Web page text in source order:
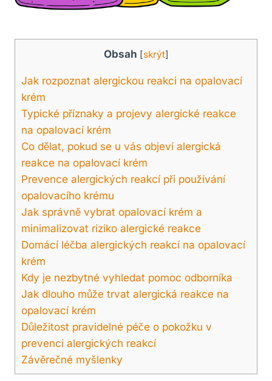
Obsah [skrýt]
Jak rozpoznat alergickou reakci ‍na opalovací ​
krém
Typické příznaky a projevy alergické reakce
na opalovací krém
Co dělat, pokud se u vás ⁣objeví​ alergická
⁢reakce na⁤ opalovací krém
Prevence alergických reakcí při používání
opalovacího krému
Jak správně vybrat opalovací‌ krém a
minimalizovat‍ riziko alergické reakce
Domácí léčba​ alergických reakcí na ‍opalovací
krém
Kdy je nezbytné vyhledat ‌pomoc odborníka
Jak dlouho může trvat⁢ alergická ⁢reakce⁣ na​
opalovací krém
Důležitost pravidelné péče o pokožku v
prevenci alergických reakcí
Závěrečné myšlenky